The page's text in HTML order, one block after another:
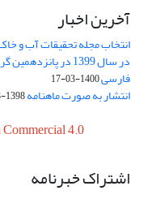
آخرین اخبار
انتخاب مجله تحقیقات آب و
در سال 1399 در
فارسی1400-03-17
انتشار به صورت ماهنامه1398-03-27
4.0
اشتراک خبرنامه